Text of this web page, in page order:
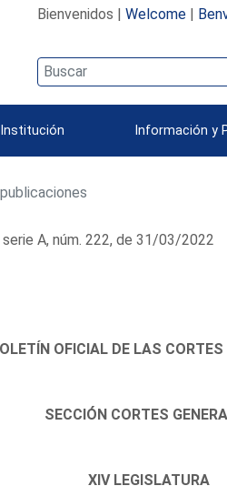
Bienvenidos | Welcome|
Institución Información y
A, núm. 222, de 31/03/2022
OFICIAL DE LAS CORTES
SECCIÓN CORTES
XIV LEGISLATURA